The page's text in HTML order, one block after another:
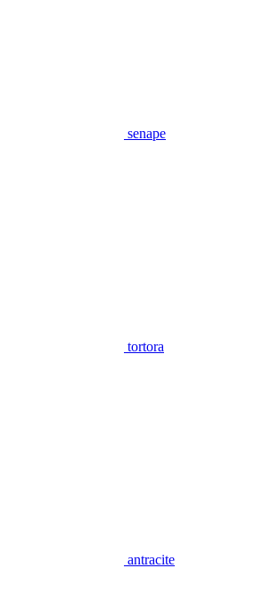
senape
tortora
antracite